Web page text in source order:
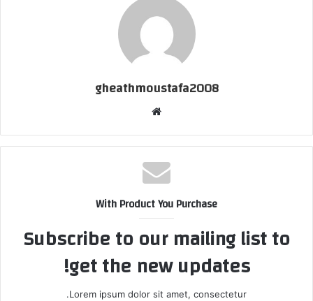
gheathmoustafa2008
With Product You Purchase
Subscribe to our mailing list to
get the new updates!
Lorem ipsum dolor sit amet, consectetur.